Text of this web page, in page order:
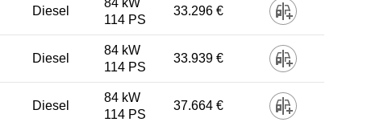
Diesel
84 kW
114 PS
33.296 €
Diesel
84 kW
114 PS
33.939 €
Diesel
84 kW
114 PS
37.664 €